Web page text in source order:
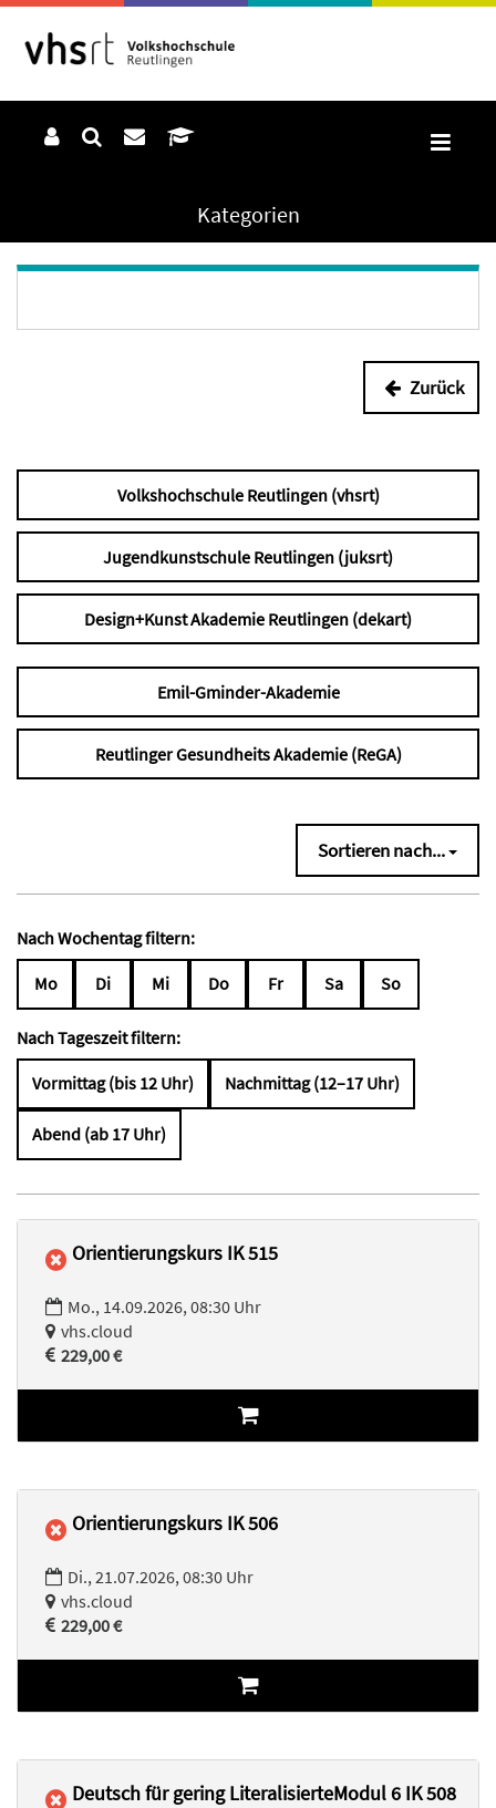
Kategorien
Zurück
Volkshochschule Reutlingen (vhsrt)
Jugendkunstschule Reutlingen (juksrt)
Design+Kunst Akademie Reutlingen (dekart)
Emil-Gminder-Akademie
Reutlinger Gesundheits Akademie (ReGA)
Sortieren nach...
Nach Wochentag filtern:
Mo Di Mi Do Fr Sa So
Nach Tageszeit filtern:
Vormittag (bis 12 Uhr) Nachmittag (12–17 Uhr)
Abend (ab 17 Uhr)
Orientierungskurs IK 515
Mo., 14.09.2026, 08:30 Uhr
vhs.cloud
229,00 €
Orientierungskurs IK 506
Di., 21.07.2026, 08:30 Uhr
vhs.cloud
229,00 €
Deutsch für gering LiteralisierteModul 6 IK 508